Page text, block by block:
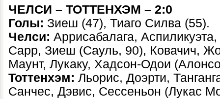
ЧЕЛСИ – ТОТТЕНХЭМ – 2:0
Голы: Зиеш (47), Тиаго Силва (55).
Челси: Аррисабалага,
Сарр, Зиеш (Сауль, 90), Ковачич,
Маунт, Лукаку, Хадсон-Одои
Тоттенхэм: Льорис, Доэрти,
Санчес, Дэвис, Сессеньон (Лукас